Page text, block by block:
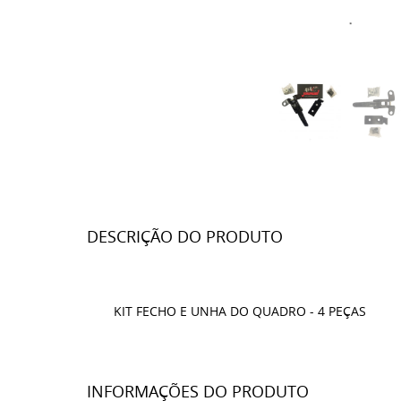
DESCRIÇÃO DO PRODUTO
KIT FECHO E UNHA DO QUADRO - 4 PEÇAS
INFORMAÇÕES DO PRODUTO